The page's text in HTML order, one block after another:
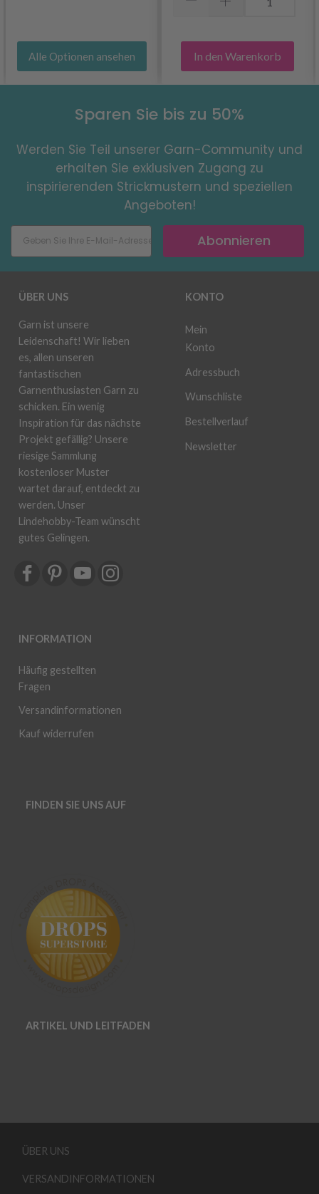
Alle Optionen ansehen In den Warenkorb
Sparen Sie bis zu 50%
Werden Sie Teil unserer Garn-Community und
erhalten Sie exklusiven Zugang zu
inspirierenden Strickmustern und speziellen
Angeboten!
Abonnieren
ÜBER UNS
Garn ist unsere
Leidenschaft! Wir lieben
es, allen unseren
fantastischen
Garnenthusiasten Garn zu
schicken. Ein wenig
Inspiration für das nächste
Projekt gefällig? Unsere
riesige Sammlung
kostenloser Muster
wartet darauf, entdeckt zu
werden. Unser
Lindehobby-Team wünscht
gutes Gelingen.
INFORMATION
Häufig gestellten
Fragen
Versandinformationen
Kauf widerrufen
KONTO
Mein
Konto
Adressbuch
Wunschliste
Bestellverlauf
Newsletter
FINDEN SIE UNS AUF
ARTIKEL UND LEITFADEN
ÜBER UNS
VERSANDINFORMATIONEN